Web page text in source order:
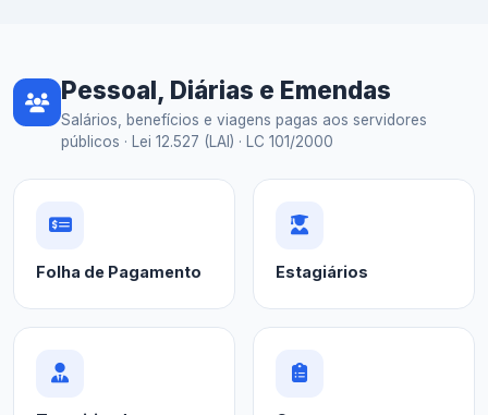
Pessoal, Diárias e Emendas
Salários, benefícios e viagens pagas aos servidores
públicos · Lei 12.527 (LAI) · LC 101/2000
Folha de Pagamento Estagiários